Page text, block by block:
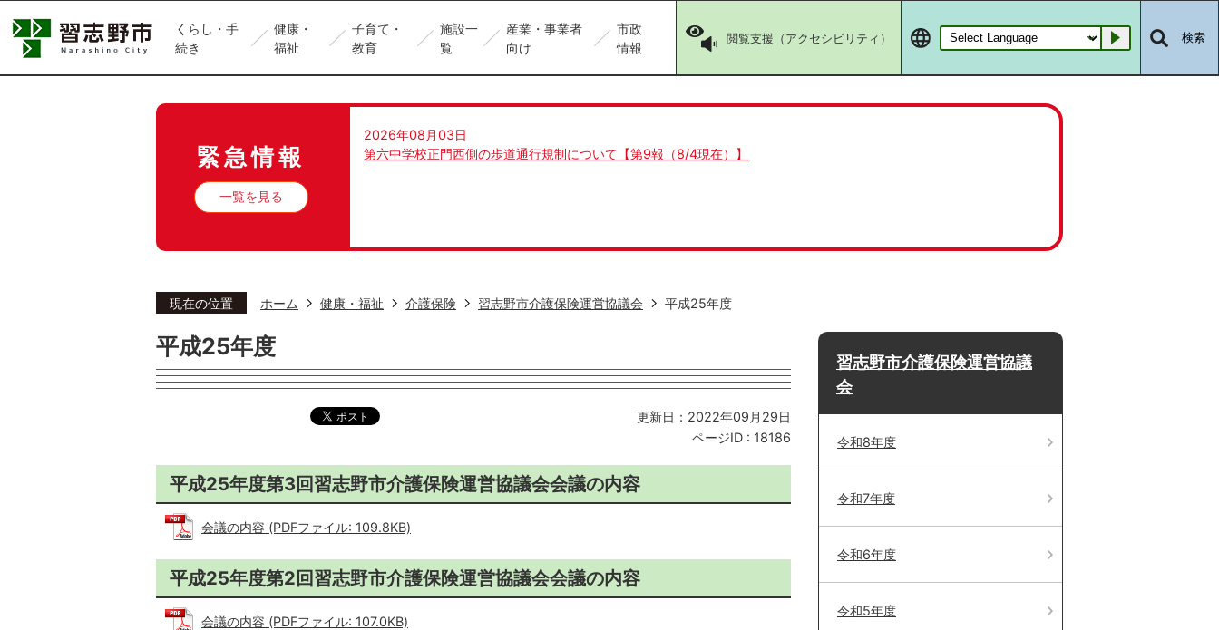
くらし・手
続き
健康・
福祉
子育て・
教育
施設一
覧
産業・事業者
向け
市政
情報
閲覧支援（アクセシビリティ） Go 検索
緊急情報
一覧を見る
2026年08月03日
第六中学校正門西側の歩道通行規制について【第9報（8/4現在）】
現在の位置 ホーム 健康・福祉 介護保険 習志野市介護保険運営協議会 平成25年度
平成25年度
更新日：2022年09月29日
ページID : 18186
平成25年度第3回習志野市介護保険運営協議会会議の内容
会議の内容 (PDFファイル: 109.8KB)
平成25年度第2回習志野市介護保険運営協議会会議の内容
会議の内容 (PDFファイル: 107.0KB)
習志野市介護保険運営協議
会
令和8年度
令和7年度
令和6年度
令和5年度